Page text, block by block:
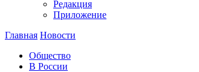
Редакция
Приложение
Главная Новости
Общество
В России